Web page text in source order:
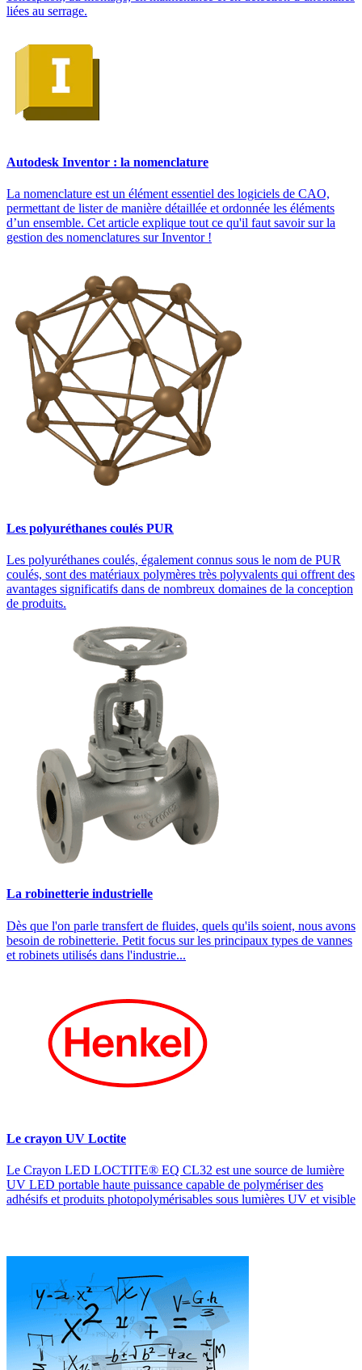
liées au serrage.
Autodesk Inventor : la nomenclature
La nomenclature est un élément essentiel des logiciels de CAO,
permettant de lister de manière détaillée et ordonnée les éléments
d’un ensemble. Cet article explique tout ce qu'il faut savoir sur la
gestion des nomenclatures sur Inventor !
Les polyuréthanes coulés PUR
Les polyuréthanes coulés, également connus sous le nom de PUR
coulés, sont des matériaux polymères très polyvalents qui offrent des
avantages significatifs dans de nombreux domaines de la conception
de produits.
La robinetterie industrielle
Dès que l'on parle transfert de fluides, quels qu'ils soient, nous avons
besoin de robinetterie. Petit focus sur les principaux types de vannes
et robinets utilisés dans l'industrie...
Le crayon UV Loctite
Le Crayon LED LOCTITE® EQ CL32 est une source de lumière
UV LED portable haute puissance capable de polymériser des
adhésifs et produits photopolymérisables sous lumières UV et visible